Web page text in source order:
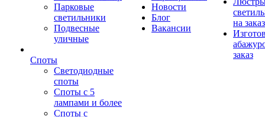
Парковые
светильники
Подвесные
уличные
Споты
Светодиодные
споты
Споты с 5
лампами и более
Споты с
Новости
Блог
Вакансии
на заказ
заказ